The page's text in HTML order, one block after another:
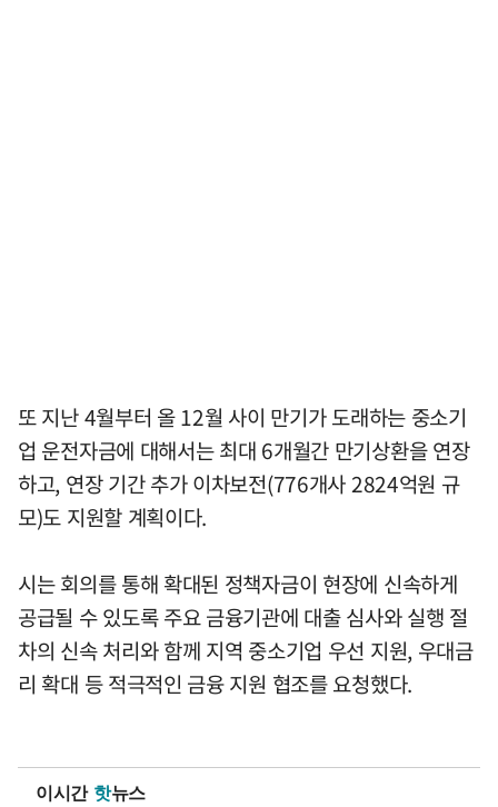
또 지난 4월부터 올 12월 사이 만기가 도래하는 중소기
업 운전자금에 대해서는 최대 6개월간 만기상환을 연장
하고, 연장 기간 추가 이차보전(776개사 2824억원 규
모)도 지원할 계획이다.
시는 회의를 통해 확대된 정책자금이 현장에 신속하게
공급될 수 있도록 주요 금융기관에 대출 심사와 실행 절
차의 신속 처리와 함께 지역 중소기업 우선 지원, 우대금
리 확대 등 적극적인 금융 지원 협조를 요청했다.
이시간 핫뉴스